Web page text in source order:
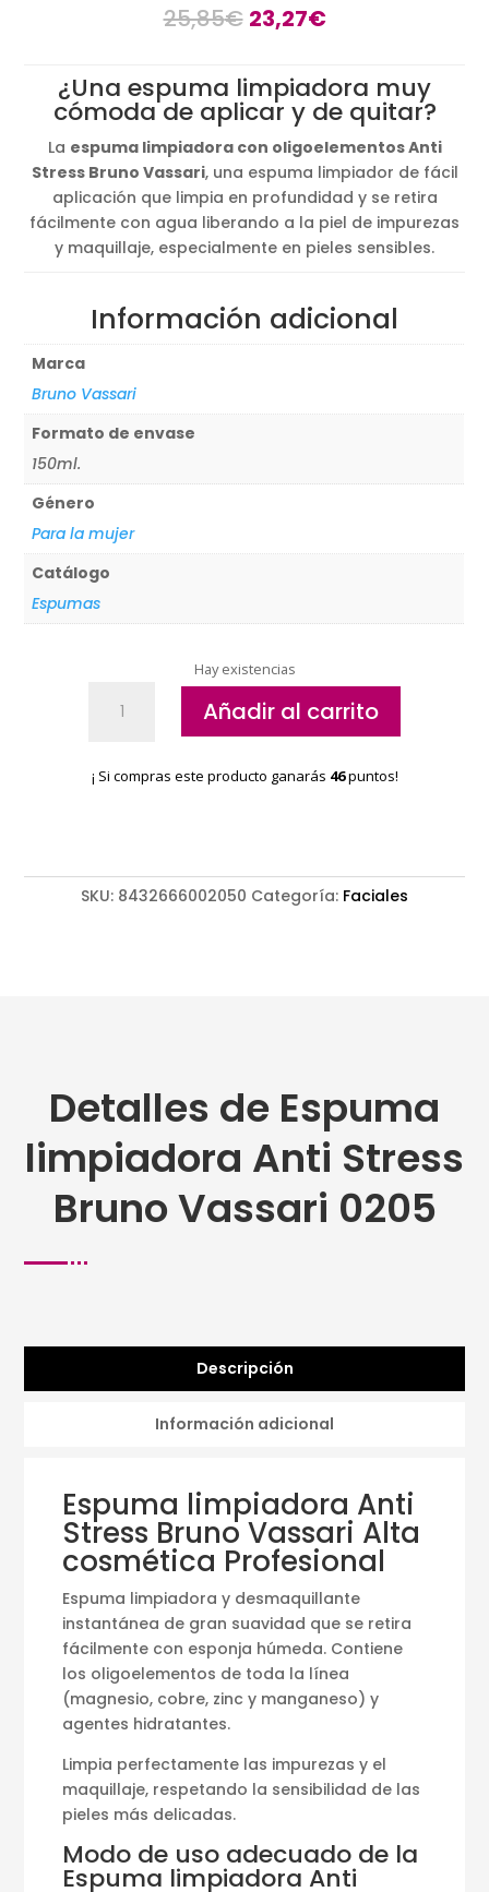
25,85€ El
era:
25,85€.
23,27€El
es:
23,27€.
¿Una espuma limpiadora muy
cómoda de aplicar y de quitar?
La espuma limpiadora con oligoelementos Anti
Stress Bruno Vassari, una espuma limpiador de fácil
aplicación que limpia en profundidad y se retira
fácilmente con agua liberando a la piel de impurezas
y maquillaje, especialmente en pieles sensibles.
Información adicional
Marca
Bruno Vassari
Formato de envase
150ml.
Género
Para la mujer
Catálogo
Espumas
Hay existencias
limpiadora
Stress
Añadir al carrito
¡ Si compras este producto ganarás 46puntos!
SKU: 8432666002050 Categoría: Faciales
Detalles de Espuma
limpiadora Anti Stress
Bruno Vassari 0205
Descripción
Información adicional
Espuma limpiadora Anti
Stress Bruno Vassari Alta
cosmética Profesional
Espuma limpiadora y desmaquillante
instantánea de gran suavidad que se retira
fácilmente con esponja húmeda. Contiene
los oligoelementos de toda la línea
(magnesio, cobre, zinc y manganeso) y
agentes hidratantes.
Limpia perfectamente las impurezas y el
maquillaje, respetando la sensibilidad de las
pieles más delicadas.
Modo de uso adecuado de la
Espuma limpiadora Anti